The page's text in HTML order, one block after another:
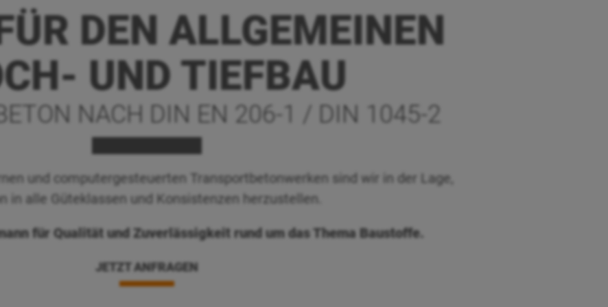
DEN ALLGEMEINEN
UND TIEFBAU
NACH DIN EN 206-1 / DIN 1045-2
und computergesteuerten Transportbetonwerken sind wir in der Lage,
in alle Güteklassen und Konsistenzen herzustellen.
für Qualität und Zuverlässigkeit rund um das Thema Baustoffe.
JETZT ANFRAGEN